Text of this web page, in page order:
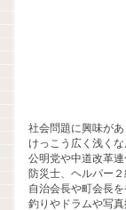
社会問題に興味があ
けっこう広く浅くな
公明党や中道改革連
防災士、ヘルパー
自治会長や町会長を
釣りやドラムや写真